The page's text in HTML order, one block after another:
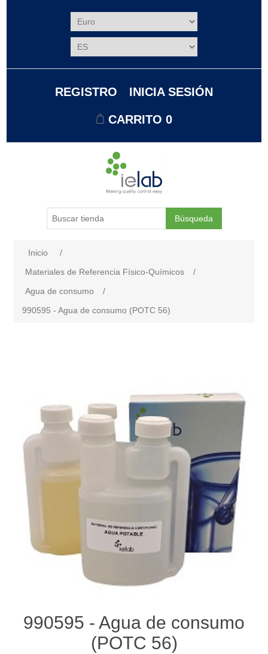
REGISTRO INICIA SESIÓN
CARRITO 0
Búsqueda
Inicio
/
Materiales de Referencia Físico-Químicos
/
Agua de consumo
/
990595 - Agua de consumo (POTC 56)
990595 - Agua de consumo
(POTC 56)